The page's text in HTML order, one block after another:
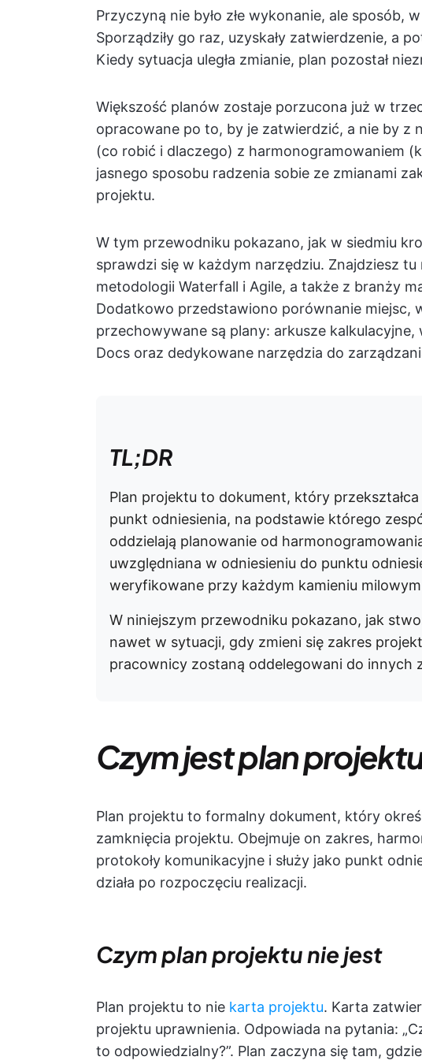
Przyczyną nie było złe wykonanie, ale sposób,
Sporządziły go raz, uzyskały zatwierdzenie, a
Kiedy sytuacja uległa zmianie, plan pozostał
Większość planów zostaje porzucona już w
opracowane po to, by je zatwierdzić, a nie by z
(co robić i dlaczego) z harmonogramowaniem
jasnego sposobu radzenia sobie ze zmianami
projektu.
W tym przewodniku pokazano, jak w siedmiu
sprawdzi się w każdym narzędziu. Znajdziesz
metodologii Waterfall i Agile, a także z branży
Dodatkowo przedstawiono porównanie miejsc,
przechowywane są plany: arkusze
Docs oraz dedykowane narzędzia do
TL;DR
Plan projektu to dokument, który
punkt odniesienia, na podstawie którego
oddzielają planowanie od
uwzględniana w odniesieniu do punktu
weryfikowane przy każdym kamieniu
W niniejszym przewodniku pokazano, jak
nawet w sytuacji, gdy zmieni się zakres
pracownicy zostaną oddelegowani do innych
Czym jest plan
Plan projektu to formalny dokument, który
zamknięcia projektu. Obejmuje on zakres,
protokoły komunikacyjne i służy jako punkt
działa po rozpoczęciu realizacji.
Czym plan projektu nie jest
Plan projektu to nie karta projektu. Karta
projektu uprawnienia. Odpowiada na pytania:
to odpowiedzialny?”. Plan zaczyna się tam,